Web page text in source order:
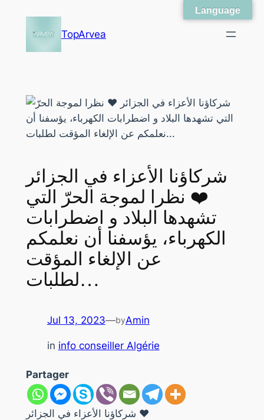
TopArvea
شركاؤنا الأعزاء في الجزائر
❤️ نظرا لموجة الحرّ التي
تشهدها البلاد و اضطرابات
الكهرباء، يؤسفنا أن نعلمكم
عن الإلغاء المؤقت
لطلبات…
Jul 13, 2023—byAmin
in info conseiller Algérie
Partager
شركاؤنا الأعزاء في الجزائر ❤️
Language